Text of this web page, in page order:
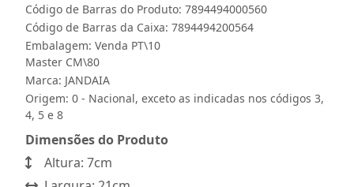
Código de Barras do Produto: 7894494000560
Código de Barras da Caixa: 7894494200564
Embalagem: Venda PT\10
Master CM\80
Marca: JANDAIA
Origem: 0 - Nacional, exceto as indicadas nos códigos 3,
4, 5 e 8
Dimensões do Produto
Altura: 7cm